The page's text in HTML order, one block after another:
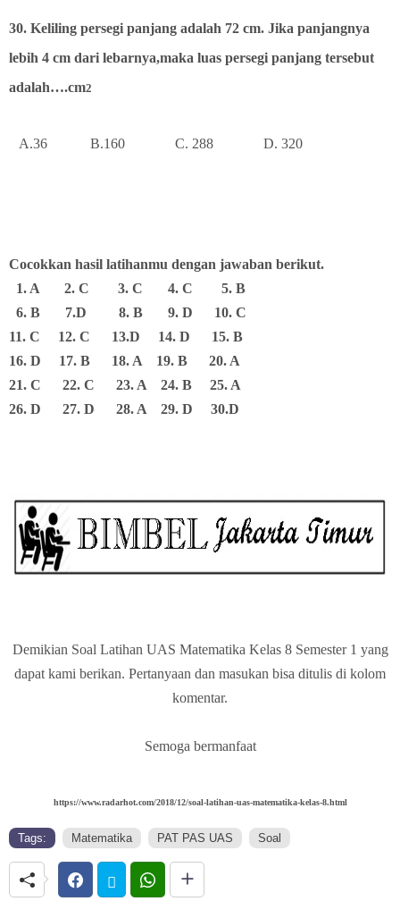
30. Keliling persegi panjang adalah 72 cm. Jika panjangnya
lebih 4 cm dari lebarnya,maka luas persegi panjang tersebut
adalah….cm2
A.36 B.160 C. 288 D. 320
Cocokkan hasil latihanmu dengan jawaban berikut.
1. A 2. C 3. C 4. C 5. B
6. B 7.D 8. B 9. D 10. C
11. C 12. C 13.D 14. D 15. B
16. D 17. B 18. A 19. B 20. A
21. C 22. C 23. A 24. B 25. A
26. D 27. D 28. A 29. D 30.D
Demikian Soal Latihan UAS Matematika Kelas 8 Semester 1 yang
dapat kami berikan. Pertanyaan dan masukan bisa ditulis di kolom
komentar.
Semoga bermanfaat
https://www.radarhot.com/2018/12/soal-latihan-uas-matematika-kelas-8.html
Tags: Matematika PAT PAS UAS Soal